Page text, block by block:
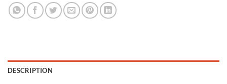
DESCRIPTION